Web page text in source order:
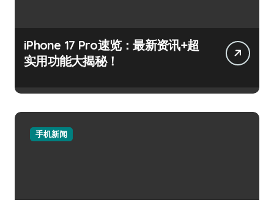
iPhone 17 Pro速览：最新资讯+超
实用功能大揭秘！
手机新闻